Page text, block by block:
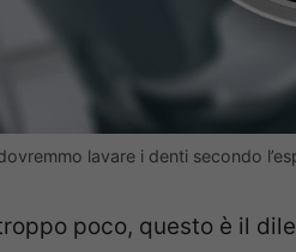
lavare i denti secondo
poco, questo è il